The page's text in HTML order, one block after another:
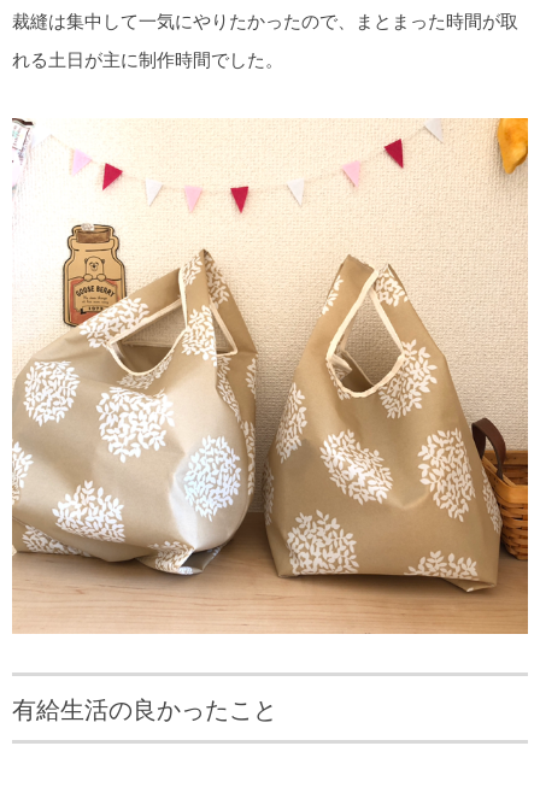
裁縫は集中して一気にやりたかったので、まとまった時間が取
れる土日が主に制作時間でした。
有給生活の良かったこと